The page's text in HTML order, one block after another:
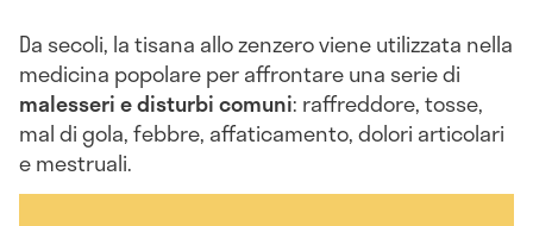
Da secoli, la tisana allo zenzero viene utilizzata nella
medicina popolare per affrontare una serie di
malesseri edisturbi comuni: raffreddore, tosse,
mal di gola, febbre, affaticamento, dolori articolari
e mestruali.